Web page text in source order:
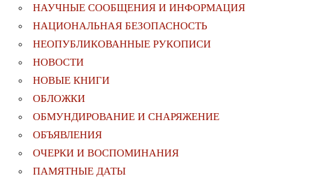
НАУЧНЫЕ СООБЩЕНИЯ И ИНФОРМАЦИЯ
НАЦИОНАЛЬНАЯ БЕЗОПАСНОСТЬ
НЕОПУБЛИКОВАННЫЕ РУКОПИСИ
НОВОСТИ
НОВЫЕ КНИГИ
ОБЛОЖКИ
ОБМУНДИРОВАНИЕ И СНАРЯЖЕНИЕ
ОБЪЯВЛЕНИЯ
ОЧЕРКИ И ВОСПОМИНАНИЯ
ПАМЯТНЫЕ ДАТЫ